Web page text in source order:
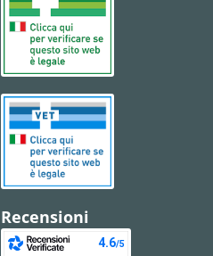
Recensioni